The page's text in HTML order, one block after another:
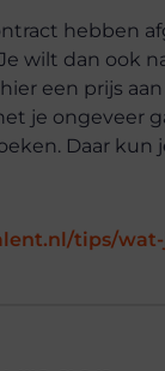
hebben
wilt dan ook
een prijs
je ongeveer
Daar
tips/